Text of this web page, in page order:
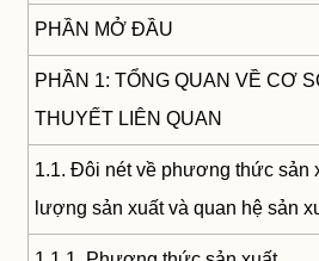
PHẦN MỞ ĐẦU
PHẦN 1: TỔNG QUAN VỀ CƠ
THUYẾT LIÊN QUAN
1.1. Đôi nét về phương thức sản
lượng sản xuất và quan hệ sản